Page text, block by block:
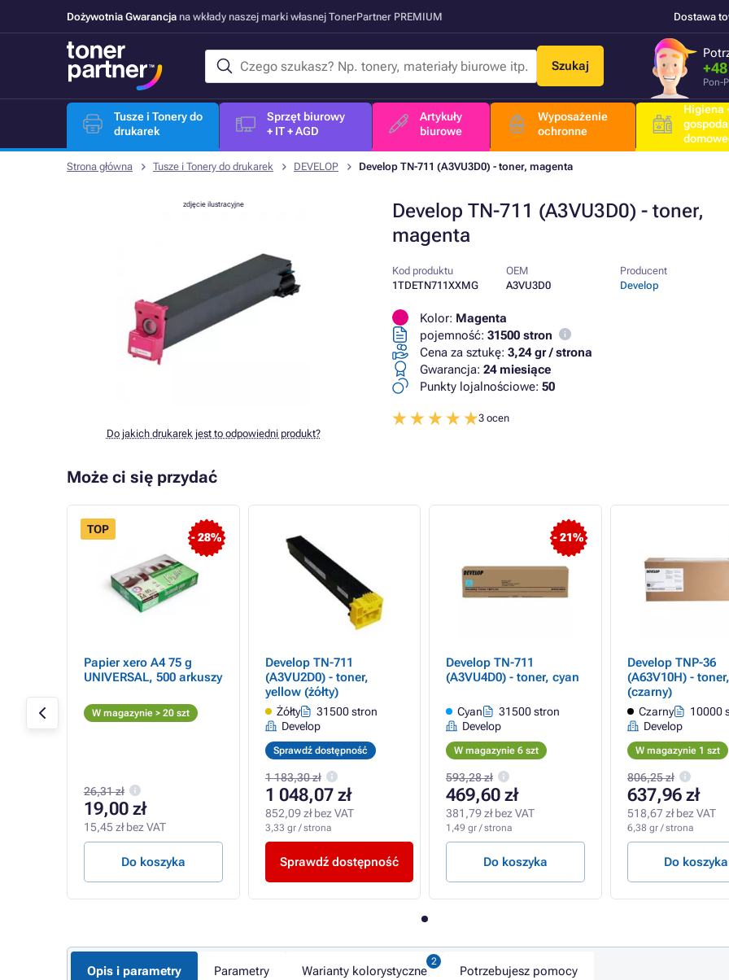
Dożywotnia Gwarancja na wkłady naszej marki własnej TonerPartner PREMIUM Dostawa
Szukaj
Pon-
Tusze i Tonery do
drukarek
Sprzęt biurowy
+ IT + AGD
Artykuły
biurowe
Wyposażenie
ochronne
Higiena
Strona główna Tusze i Tonery do drukarek DEVELOP Develop TN-711 (A3VU3D0) - toner, magenta
Develop TN-711 (A3VU3D0) - toner,
magenta
zdjęcie ilustracyjne
Do jakich drukarek jest to odpowiedni produkt?
Kod produktu
1TDETN711XXMG
OEM
A3VU3D0
Producent
Develop
Kolor: Magenta
pojemność: 31500 stron
Cena za sztukę: 3,24 gr / strona
Gwarancja: 24 miesiące
Punkty lojalnościowe: 50
3 ocen
Może ci się przydać
- 28%
TOP
Papier xero A4 75 g
UNIVERSAL, 500 arkuszy
W magazynie > 20 szt
26,31 zł
19,00 zł
15,45 zł bez VAT
Do koszyka
Develop TN-711
(A3VU2D0) - toner,
yellow (żółty)
Żółty
31500 stron
Develop
Sprawdź dostępność
1 183,30 zł
1 048,07 zł
852,09 zł bez VAT
3,33 gr / strona
Sprawdź dostępność
- 21%
Develop TN-711
(A3VU4D0) - toner, cyan
Cyan
31500 stron
Develop
W magazynie 6 szt
593,28 zł
469,60 zł
381,79 zł bez VAT
1,49 gr / strona
Do koszyka
Develop TNP-36
(A63V10H) -
(czarny)
Czarny
10000
Develop
W magazynie 1 szt
806,25 zł
637,96 zł
518,67 zł bez VAT
6,38 gr / strona
Do koszyka
Opis i parametry Parametry Warianty kolorystyczne Potrzebujesz pomocy